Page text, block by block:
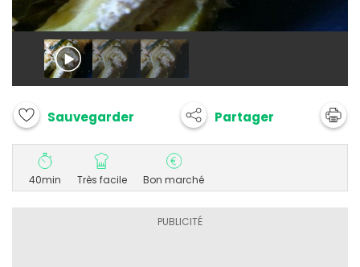
Sauvegarder Partager
40min Très facile Bon marché